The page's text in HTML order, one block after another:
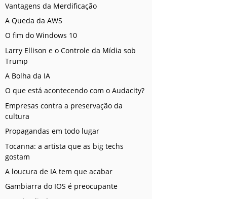
Vantagens da Merdificação
A Queda da AWS
O fim do Windows 10
Larry Ellison e o Controle da Mídia sob
Trump
A Bolha da IA
O que está acontecendo com o Audacity?
Empresas contra a preservação da
cultura
Propagandas em todo lugar
Tocanna: a artista que as big techs
gostam
A loucura de IA tem que acabar
Gambiarra do IOS é preocupante